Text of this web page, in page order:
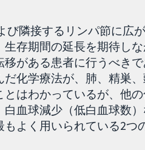
隣接するリンパ節に広
存期間の延長を期待し
がある患者に行うべき
化学療法が、肺、精巣
はわかっているが、他
血球減少（低白血球数
よく用いられている2つ